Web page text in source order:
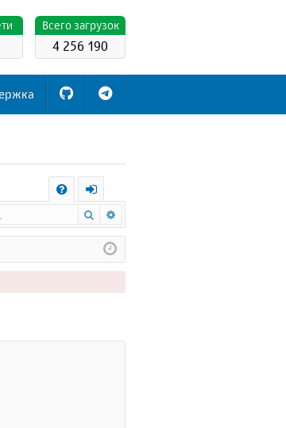
Всего загрузок
4 256 190
Q
х
о
д
Поиск